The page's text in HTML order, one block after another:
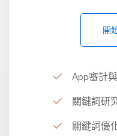
開
App審計
關鍵詞研
關鍵詞優